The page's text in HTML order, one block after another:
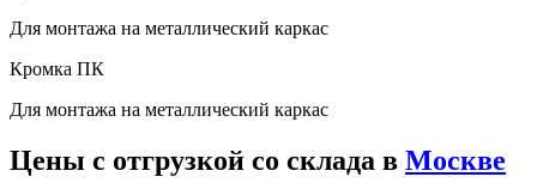
Для монтажа на металлический каркас
Кромка ПК
Для монтажа на металлический каркас
Цены с отгрузкой со склада в Москве